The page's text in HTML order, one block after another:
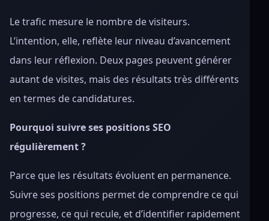
Le trafic mesure le nombre de visiteurs.
L’intention, elle, reflète leur niveau d’avancement
dans leur réflexion. Deux pages peuvent générer
autant de visites, mais des résultats très différents
en termes de candidatures.
Pourquoi suivre ses positions SEO
régulièrement ?
Parce que les résultats évoluent en permanence.
Suivre ses positions permet de comprendre ce qui
progresse, ce qui recule, et d’identifier rapidement